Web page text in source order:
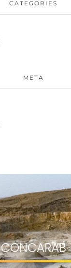
CATEGORIES
META
CONCARAB